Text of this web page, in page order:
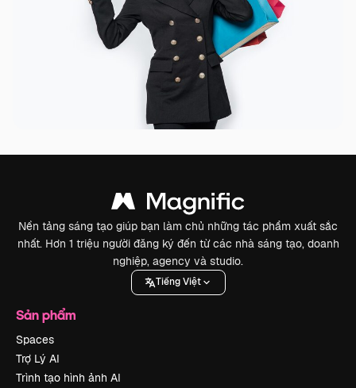
Nền tảng sáng tạo giúp bạn làm chủ những tác phẩm xuất sắc
nhất. Hơn 1 triệu người đăng ký đến từ các nhà sáng tạo, doanh
nghiệp, agency và studio.
Tiếng Việt
Sản phẩm
Spaces
Trợ Lý AI
Trình tạo hình ảnh AI